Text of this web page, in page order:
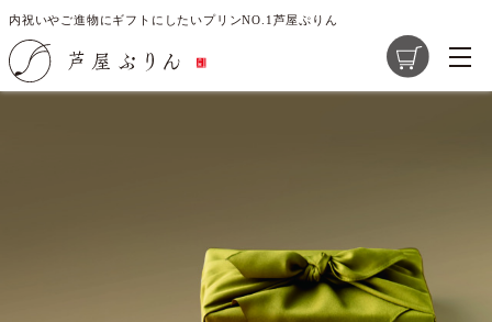
内祝いやご進物にギフトにしたいプリンNO.1芦屋ぷりん